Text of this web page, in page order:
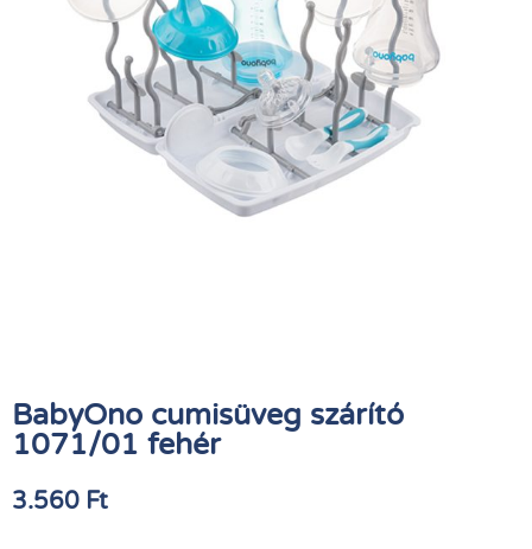
BabyOno cumisüveg szárító
1071/01 fehér
3.560 Ft